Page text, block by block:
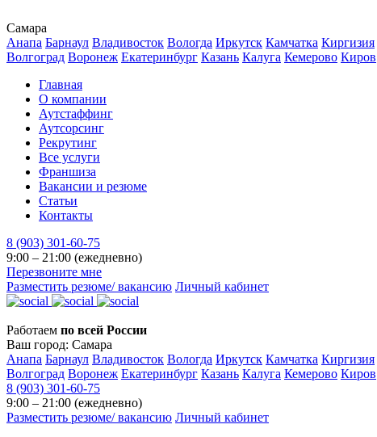
Самара
Анапа Барнаул Владивосток Вологда Иркутск Камчатка Киргизия
Волгоград Воронеж Екатеринбург Казань Калуга Кемерово Киров
Главная
О компании
Аутстаффинг
Аутсорсинг
Рекрутинг
Все услуги
Франшиза
Вакансии и резюме
Статьи
Контакты
8 (903) 301-60-75
9:00 – 21:00 (ежедневно)
Перезвоните мне
Разместить резюме/ вакансию Личный кабинет
Работаем по всей России
Ваш город: Самара
Анапа Барнаул Владивосток Вологда Иркутск Камчатка Киргизия
Волгоград Воронеж Екатеринбург Казань Калуга Кемерово Киров
8 (903) 301-60-75
9:00 – 21:00 (ежедневно)
Разместить резюме/ вакансию Личный кабинет